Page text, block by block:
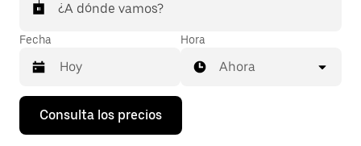
¿A dónde vamos?
Fecha
Pulsa
flecha
Hora
Ahora
Consulta los precios